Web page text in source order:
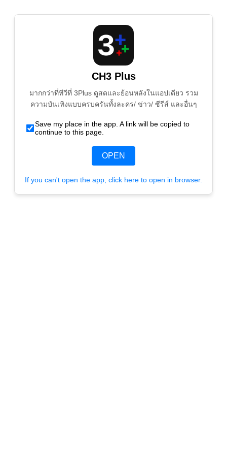
CH3 Plus
มากกว่าที่ทีวีที่ 3Plus ดูสดและย้อนหลังในแอปเดียว รวม
ความบันเทิงแบบครบครันทั้งละคร/ ข่าว/ ซีรีส์ และอื่นๆ
Save my place in the app. A link will be copied to
continue to this page.
OPEN
If you can't open the app, click here to open in browser.